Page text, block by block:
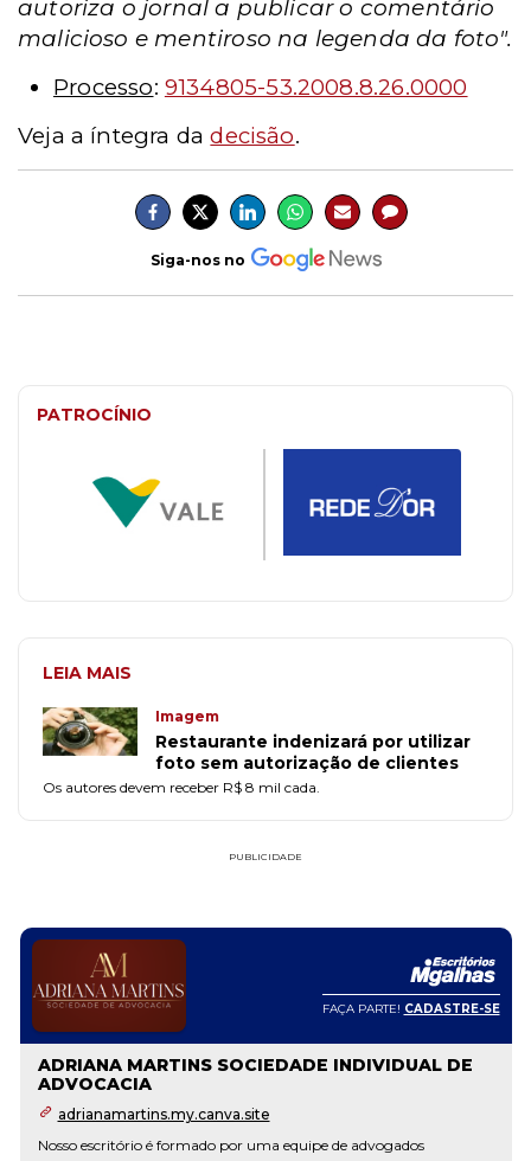
autoriza o jornal a publicar o comentário
malicioso e mentiroso na legenda da foto".
Processo: 9134805-53.2008.8.26.0000
Veja a íntegra dadecisão.
Siga-nos no
PATROCÍNIO
LEIA MAIS
Imagem
Restaurante indenizará por utilizar
foto sem autorização de clientes
Os autores devem receber R$ 8 mil cada.
PUBLICIDADE
FAÇA PARTE! CADASTRE-SE
ADRIANA MARTINS SOCIEDADE INDIVIDUAL DE
ADVOCACIA
adrianamartins.my.canva.site
Nosso escritório é formado por uma equipe de advogados